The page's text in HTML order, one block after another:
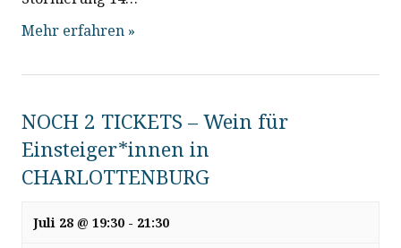
Mehr erfahren »
NOCH 2 TICKETS – Wein für
Einsteiger*innen in
CHARLOTTENBURG
Juli 28 @ 19:30 - 21:30